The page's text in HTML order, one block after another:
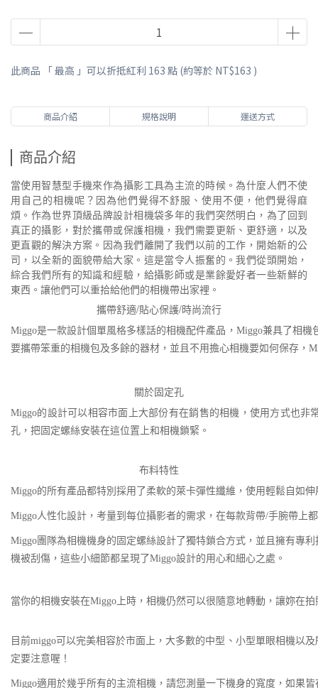
此商品 「 最高 」可以折抵紅利 163 點 (約等於 NT$163 )
商品介紹 規格說明 運送方式
商品介紹
當使用智慧型手機來作為攝影工具為主流的時候。為什麼人們不使
用自己的相機呢？因為他們覺得不舒服、使用不便，他們覺得麻
煩。作為世界頂級品牌設計相機袋多年的我們突然明白，為了回到
真正的攝影，對於攜帶或保護相機，我們需要更新、更舒適，以及
更直觀的解決方案。因為我們離開了我們以前的工作，開始新的公
司，以全新的面貌帶給大家。這是當令人振奮的。我們從頭開始，
綜合我們所有的知識和經驗，給攝影師或是業餘愛好者一些新鮮的
東西。讓他們可以重拾給他們的相機帶出家裡。
攜帶舒適/貼心保護/時尚流行
Miggo是一款設計個單風格多樣話的相機配件產品，Miggo兼具了相
要攜帶笨重的相機包及多餘的器材，並且不用擔心相機要如何保存，
關於固定孔
Miggo的設計可以相容市面上大部份有在銷售的相機，使用方式也
孔，把固定螺絲安裝在這位置上和相機鎖緊。
布料特性
Miggo的所有產品都特別採用了柔軟的萊卡彈性纖維，使用輕鬆自如
Miggo人性化設計，考量到每位攝影者的需求，在每款背帶/手腕帶上
Miggo團隊為相機機身的固定螺絲設計了獨特鎖合方式，並且擁有專
機被刮傷，這些小細節都呈現了Miggo設計的用心和細心之處。
當你的相機安裝在Miggo上時，相機仍然可以很隨意地轉動，讓妳在
目前miggo可以完美相容於市面上，大多數的中型、小型單眼相機以
定要注意喔！
Miggo適用於幾乎所有的主流相機，請您測量一下機身的寬度，如果